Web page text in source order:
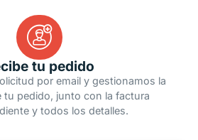
tu pedido
por email y gestionamos la
tu pedido, junto con la factura
y todos los detalles.